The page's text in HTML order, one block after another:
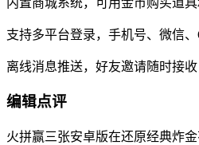
支持多平台登录，手机号、微信
离线消息推送，好友邀请随时接
编辑点评
火拼赢三张安卓版在还原经典炸